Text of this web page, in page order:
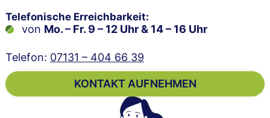
Telefonische Erreichbarkeit:
von Mo. – Fr. 9 – 12 Uhr & 14 – 16 Uhr
Telefon: 07131 – 404 66 39
KONTAKT AUFNEHMEN